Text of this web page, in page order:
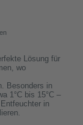
Lösung für
wo
Besonders in
1°C bis 15°C –
in